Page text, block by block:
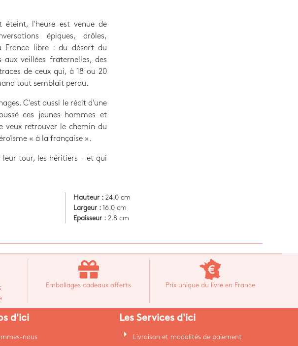
éteint, l'heure est venue de
épiques, drôles,
France libre : du désert du
veillées fraternelles, des
de ceux qui, à 18 ou 20
tout semblait perdu.
C'est aussi le récit d'une
ces jeunes hommes et
veux retrouver le chemin du
« à la française ».
leur tour, les héritiers - et qui
Hauteur : 24.0 cm
Largeur : 16.0 cm
Epaisseur : 2.8 cm
Emballages cadeaux offerts Prix unique du livre en France
d'ici
nous
Les Services d'ici
arrow_right Livraison et modalités de paiement